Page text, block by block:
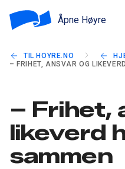
Åpne Høyre
TIL HOYRE.NO
– FRIHET, ANSVAR OG
– Frihet,
likeverd
sammen